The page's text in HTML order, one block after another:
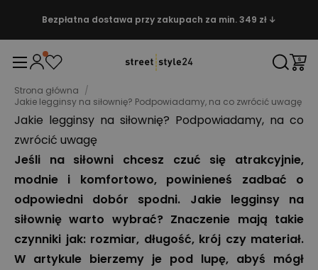
Bezpłatna dostawa przy zakupach za min. 349 zł ↓
Strona główna /
Jakie legginsy na siłownię? Podpowiadamy, na co zwrócić uwagę
Jakie legginsy na siłownię? Podpowiadamy, na co
zwrócić uwagę
Jeśli na siłowni chcesz czuć się atrakcyjnie,
modnie i komfortowo, powinieneś zadbać o
odpowiedni dobór spodni. Jakie legginsy na
siłownię warto wybrać? Znaczenie mają takie
czynniki jak: rozmiar, długość, krój czy materiał.
W artykule bierzemy je pod lupę, abyś mógł